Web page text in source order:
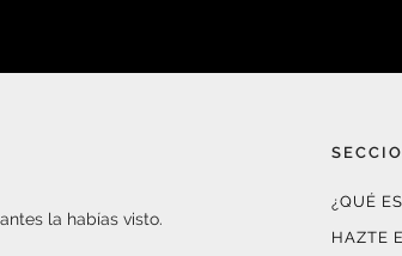
la habías visto.
¿QUÉ
HAZTE